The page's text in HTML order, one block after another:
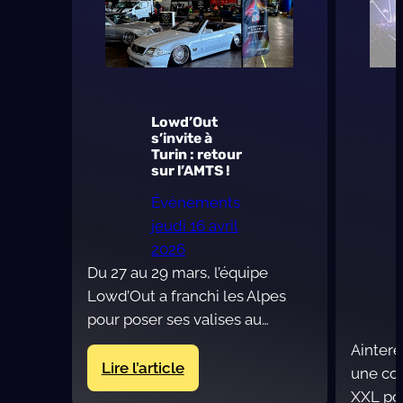
Trophée
Fédéral
2026
B&C
de
gymnastique
rythmique,
en
parallèle
du
Jumping
International
de
Bourg-
en-
Lowd’Out
s’invite à
Turin : retour
sur l’AMTS !
Évènements
jeudi 16 avril
2026
Du 27 au 29 mars, l’équipe
Lowd’Out a franchi les Alpes
pour poser ses valises au…
Lire l’article:
Lowd’Out
une
XXL